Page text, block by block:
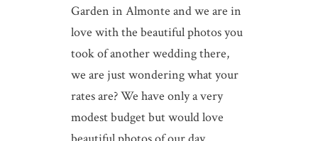
Save my name, email, and website in
this browser for the next time I
comment.
Garden in Almonte and we are in
love with the beautiful photos you
took of another wedding there,
we are just wondering what your
rates are? We have only a very
modest budget but would love